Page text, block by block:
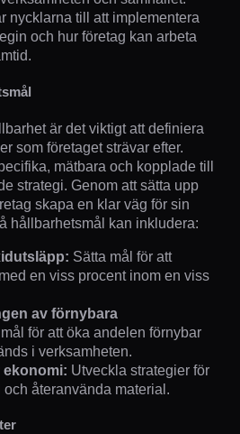
nycklarna till att implementera
och hur företag kan arbeta
är det viktigt att definiera
som företaget strävar efter.
mätbara och kopplade till
strategi. Genom att sätta upp
skapa en klar väg för sin
hållbarhetsmål kan inkludera:
Sätta mål för att
en viss procent inom en viss
av förnybara
för att öka andelen förnybar
i verksamheten.
ekonomi: Utveckla strategier för
återanvända material.